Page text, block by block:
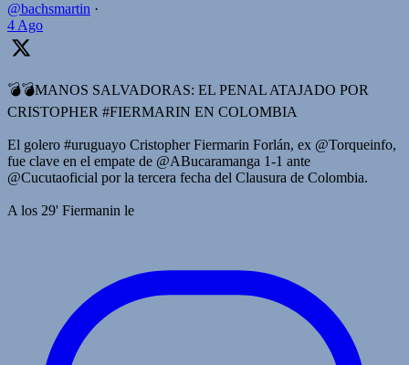
@bachsmartin ·
4 Ago
💣💣MANOS SALVADORAS: EL PENAL ATAJADO POR
CRISTOPHER #FIERMARIN EN COLOMBIA
El golero #uruguayo Cristopher Fiermarin Forlán, ex @Torqueinfo,
fue clave en el empate de @ABucaramanga 1-1 ante
@Cucutaoficial por la tercera fecha del Clausura de Colombia.
A los 29' Fiermanin le